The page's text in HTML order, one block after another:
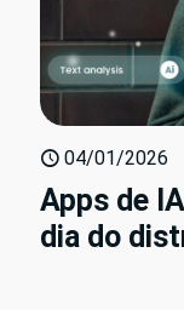
04/01/2026
Apps de
dia do